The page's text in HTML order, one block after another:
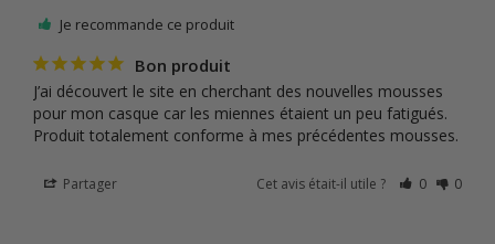
Je recommande ce produit
Bon produit
J’ai découvert le site en cherchant des nouvelles mousses
pour mon casque car les miennes étaient un peu fatigués.
Produit totalement conforme à mes précédentes mousses.
Partager Cet avis était-il utile ? 0 0